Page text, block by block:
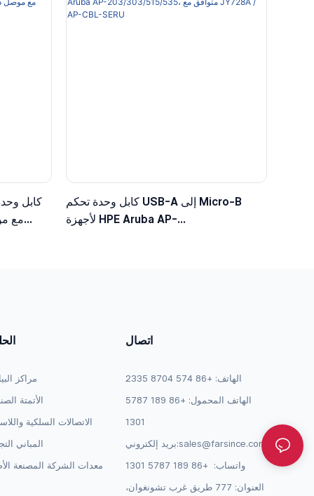
كابل
كابل وحدة تحكم USB-A إلى Micro-B
لأجهزة HPE Aruba AP-
مراكز
الأتمتة
الاتصالات السلكية
المباني
معدات الشركة المصنعة
اتصال
الهاتف: +86 574 8704 2335
الهاتف المحمول: +86 189 5787
1301
بريد إلكتروني:sales@farsince.com
واتساب: +86 189 5787 1301
العنوان: 777 طريق غرب تشونغوان،